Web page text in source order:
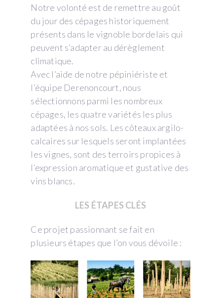
Notre volonté est de remettre au goût
du jour des cépages historiquement
présents dans le vignoble bordelais qui
peuvent s’adapter au dérèglement
climatique.
Avec l’aide de notre pépiniériste et
l’équipe Derenoncourt, nous
sélectionnons parmi les nombreux
cépages, les quatre variétés les plus
adaptées à nos sols. Les côteaux argilo-
calcaires sur lesquels seront implantées
les vignes, sont des terroirs propices à
l’expression aromatique et gustative des
vins blancs.
LES ÉTAPES CLÉS
Ce projet passionnant se fait en
plusieurs étapes que l’on vous dévoile :